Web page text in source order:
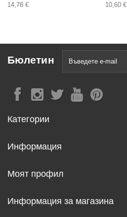
14,78 € 10,60 €
Бюлетин
Категории
Информация
Моят профил
Информация за магазина